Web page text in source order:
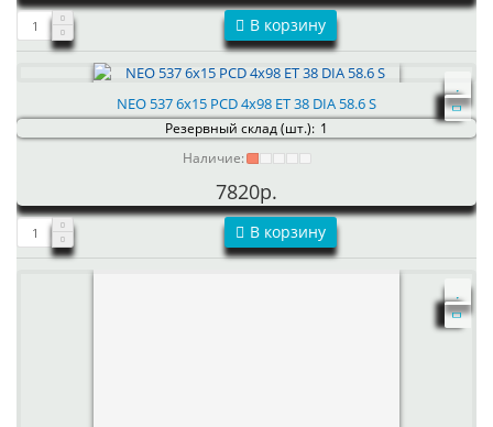
В корзину
NEO 537 6x15 PCD 4x98 ET 38 DIA 58.6 S
Резервный склад (шт.): 1
Наличие:
7820р.
В корзину